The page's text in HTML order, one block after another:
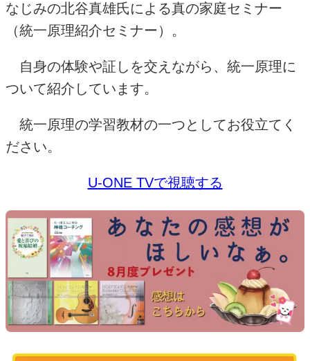
なじみの北谷真雄氏による真の家庭セミナー
（統一原理紹介セミナー）。
自身の体験や証しを交えながら、統一原理に
ついて紹介しています。
統一原理の学習教材の一つとしてお役立てく
ださい。
U-ONE TVで視聴する